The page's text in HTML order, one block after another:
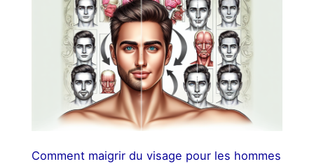
Comment maigrir du visage pour les hommes